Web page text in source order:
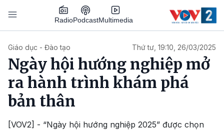
Nhảy đến nội dung
RadioPodcastMultimedia
Giáo dục - Đào tạo Thứ tư, 19:10, 26/03/2025
Ngày hội hướng nghiệp mở
ra hành trình khám phá
bản thân
[VOV2] - “Ngày hội hướng nghiệp 2025” được chọn